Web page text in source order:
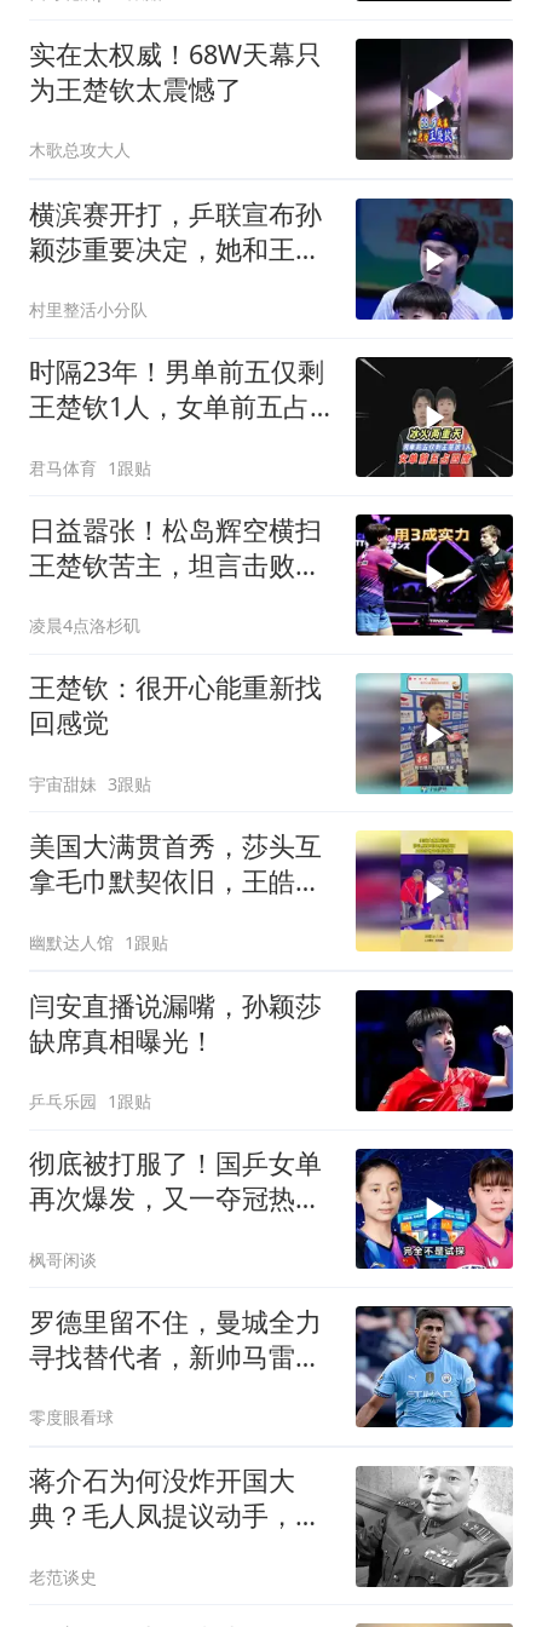
实在太权威！68W天幕只
为王楚钦太震憾了
木歌总攻大人
横滨赛开打，乒联宣布孙
颖莎重要决定，她和王楚
村里整活小分队
时隔23年！男单前五仅剩
王楚钦1人，女单前五占
君马体育 1跟贴
日益嚣张！松岛辉空横扫
王楚钦苦主，坦言击败林
凌晨4点洛杉矶
王楚钦：很开心能重新找
回感觉
宇宙甜妹 3跟贴
美国大满贯首秀，莎头互
拿毛巾默契依旧，王皓当
幽默达人馆 1跟贴
闫安直播说漏嘴，孙颖莎
缺席真相曝光！
乒乓乐园 1跟贴
彻底被打服了！国乒女单
再次爆发，又一夺冠热门
枫哥闲谈
罗德里留不住，曼城全力
寻找替代者，新帅马雷斯
零度眼看球
蒋介石为何没炸开国大
典？毛人凤提议动手，老
老范谈史